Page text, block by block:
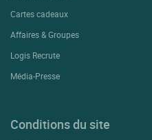
Cartes cadeaux
Affaires & Groupes
Logis Recrute
Média-Presse
Conditions du site